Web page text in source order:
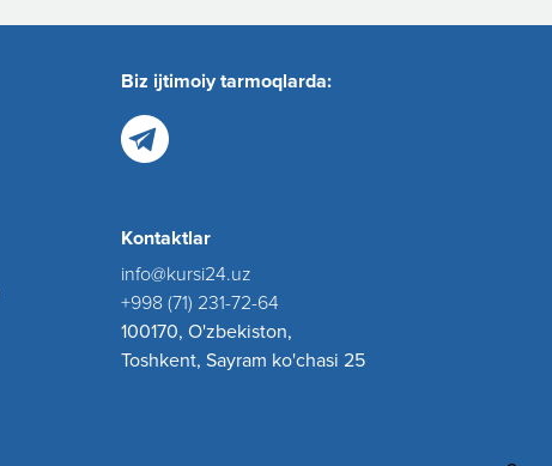
Biz ijtimoiy tarmoqlarda:
Kontaktlar
info@kursi24.uz
+998 (71) 231-72-64
100170, O'zbekiston,
Toshkent, Sayram ko'chasi 25